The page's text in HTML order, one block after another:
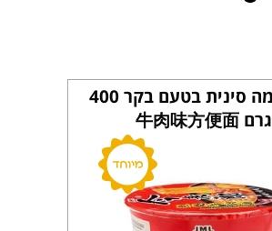
מנה חמה סינית בטעם בקר 400
גרם 牛肉味方便面